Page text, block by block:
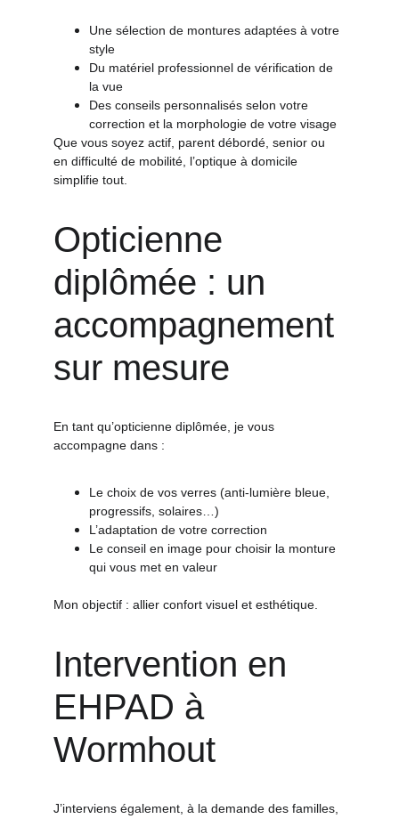
Une sélection de montures adaptées à votre
style
Du matériel professionnel de vérification de
la vue
Des conseils personnalisés selon votre
correction et la morphologie de votre visage
Que vous soyez actif, parent débordé, senior ou
en difficulté de mobilité, l’optique à domicile
simplifie tout.
Opticienne
diplômée : un
accompagnement
sur mesure
En tant qu’opticienne diplômée, je vous
accompagne dans :
Le choix de vos verres (anti-lumière bleue,
progressifs, solaires…)
L’adaptation de votre correction
Le conseil en image pour choisir la monture
qui vous met en valeur
Mon objectif : allier confort visuel et esthétique.
Intervention en
EHPAD à
Wormhout
J’interviens également, à la demande des familles,